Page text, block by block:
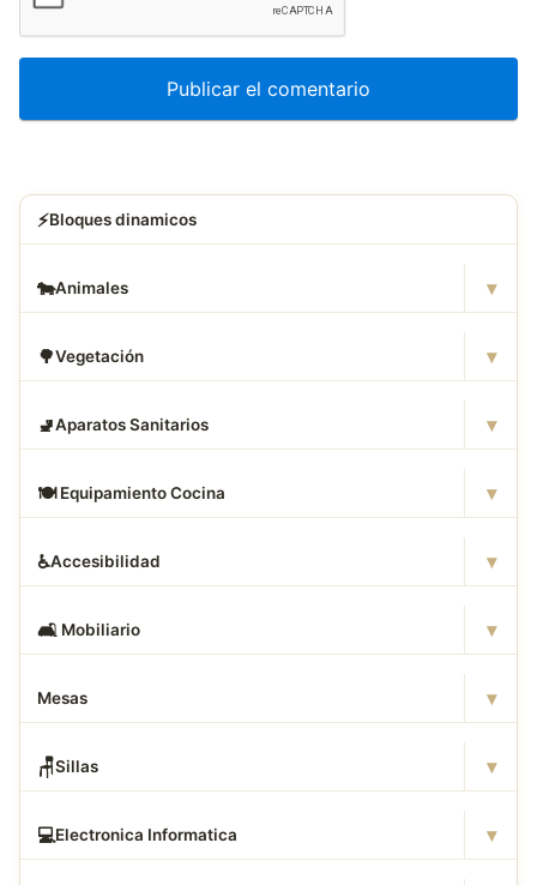
⚡Bloques dinamicos
🐄Animales ▾
🌳Vegetación ▾
🚽Aparatos Sanitarios ▾
🍽️ Equipamiento Cocina ▾
♿Accesibilidad ▾
🛋 ️ Mobiliario ▾
Mesas ▾
🪑Sillas ▾
💻Electronica Informatica ▾